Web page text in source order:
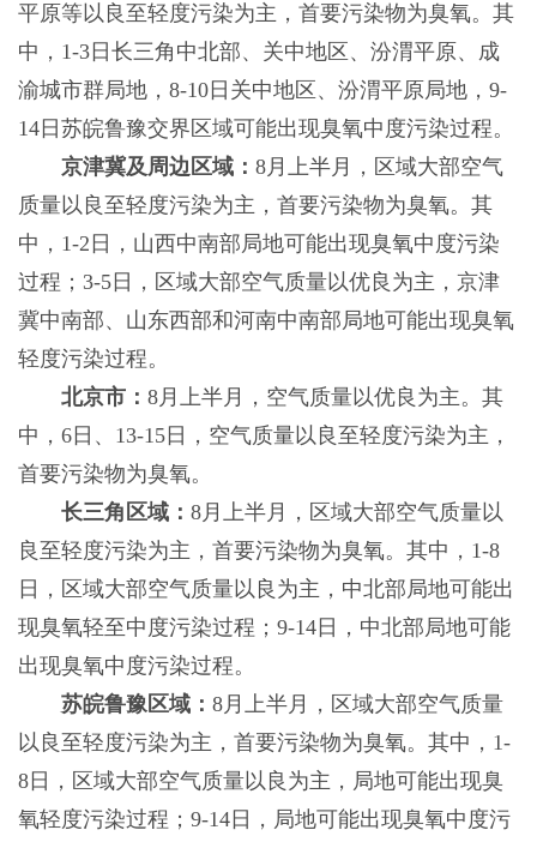
平原等以良至轻度污染为主，首要污染物为臭氧。其
中，1-3日长三角中北部、关中地区、汾渭平原、成
渝城市群局地，8-10日关中地区、汾渭平原局地，9-
14日苏皖鲁豫交界区域可能出现臭氧中度污染过程。
京津冀及周边区域： 8月上半月，区域大部空气
质量以良至轻度污染为主，首要污染物为臭氧。其
中，1-2日，山西中南部局地可能出现臭氧中度污染
过程；3-5日，区域大部空气质量以优良为主，京津
冀中南部、山东西部和河南中南部局地可能出现臭氧
轻度污染过程。
北京市： 8月上半月，空气质量以优良为主。其
中，6日、13-15日，空气质量以良至轻度污染为主，
首要污染物为臭氧。
长三角区域： 8月上半月，区域大部空气质量以
良至轻度污染为主，首要污染物为臭氧。其中，1-8
日，区域大部空气质量以良为主，中北部局地可能出
现臭氧轻至中度污染过程；9-14日，中北部局地可能
出现臭氧中度污染过程。
苏皖鲁豫区域： 8月上半月，区域大部空气质量
以良至轻度污染为主，首要污染物为臭氧。其中，1-
8日，区域大部空气质量以良为主，局地可能出现臭
氧轻度污染过程；9-14日，局地可能出现臭氧中度污